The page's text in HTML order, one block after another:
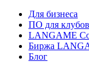
Для бизнеса
ПО для клубов
LANGAME
Биржа
Блог